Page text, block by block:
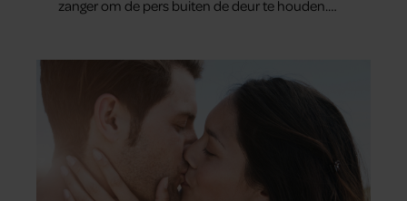
zanger om de pers buiten de deur te houden.
teleurstelling. Volgens hen is Jan Smit de
afgelopen jaren steeds moeilijker bereikbaar
geworden en gunt hij de media nauwelijks nog